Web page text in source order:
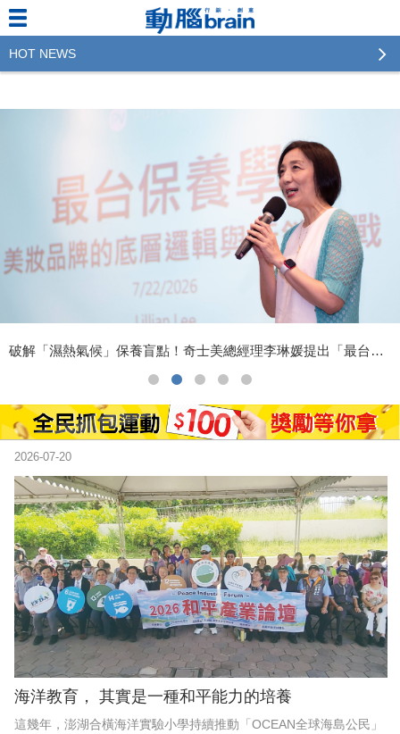
傳承 47 年創意動能！ADC邁向第48年
海洋教育， 其實是一種和平能力的培養
這幾年，澎湖合橫海洋實驗小學持續推動「OCEAN全球海島公民」
2026-07-20
HOT NEWS
更創新及具影響力
2022行銷傳播傑出貢獻獎得獎名單揭曉，近400位行
銷傳播人共襄盛舉！The Winners of 2022《Brain》
Excellence Agency& Advertiser of the year
LINE 推出「AI 肖像」新功能 體驗專業棚拍的高質
感美照
2023台灣民生快消品牌排行 14億次國民消費揭曉品
域動行銷公布人事異動
CSD中衛營運長張德成：中衛跳脫框架 玩出口罩新
時尚
金獎的代價 牛恆泰：沒人知道我失去什麼！
台灣百事食品 注重品牌體驗創造差異化
黃麗萍：媒體代理商有幫客戶升級的責任！
牛恆泰：媒體產業蛻變關鍵期，數位轉型該怎麼
搞？（上）